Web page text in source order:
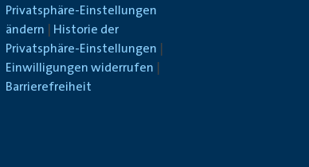
Privatsphäre-Einstellungen
ändern
Historie der
Privatsphäre-Einstellungen
Einwilligungen widerrufen
Barrierefreiheit